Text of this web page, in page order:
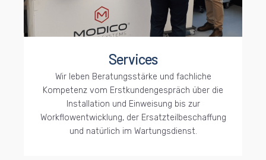
Services
Wir leben Beratungsstärke und fachliche
Kompetenz vom Erstkundengespräch über die
Installation und Einweisung bis zur
Workflowentwicklung, der Ersatzteilbeschaffung
und natürlich im Wartungsdienst.